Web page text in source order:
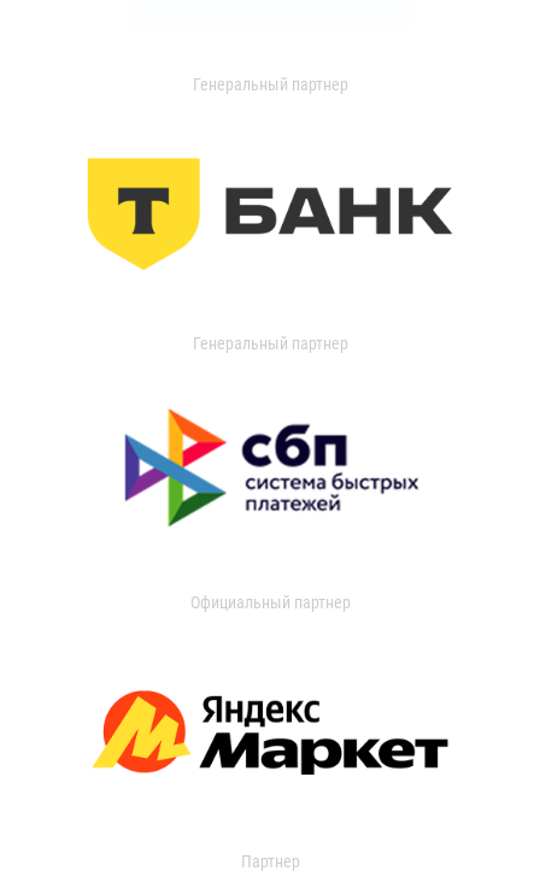
Генеральный партнер
Генеральный партнер
Официальный партнер
Партнер